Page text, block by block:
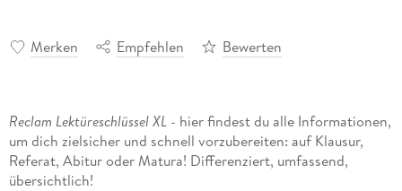
Merken Empfehlen Bewerten
Reclam Lektüreschlüssel XL- hier findest du alle Informationen,
um dich zielsicher und schnell vorzubereiten: auf Klausur,
Referat, Abitur oder Matura! Differenziert, umfassend,
übersichtlich!